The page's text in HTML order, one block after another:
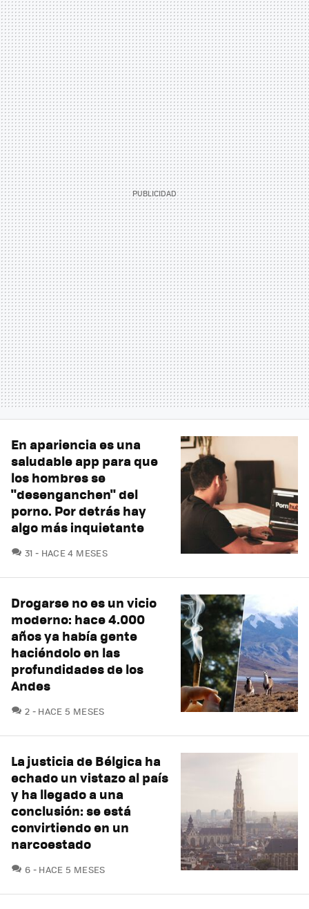
En apariencia es una
saludable app para que
los hombres se
"desenganchen" del
porno. Por detrás hay
algo más inquietante
31 COMENTARIOS
HACE 4 MESES
Drogarse no es un vicio
moderno: hace 4.000
años ya había gente
haciéndolo en las
profundidades de los
Andes
2 COMENTARIOS
HACE 5 MESES
La justicia de Bélgica ha
echado un vistazo al país
y ha llegado a una
conclusión: se está
convirtiendo en un
narcoestado
6 COMENTARIOS
HACE 5 MESES